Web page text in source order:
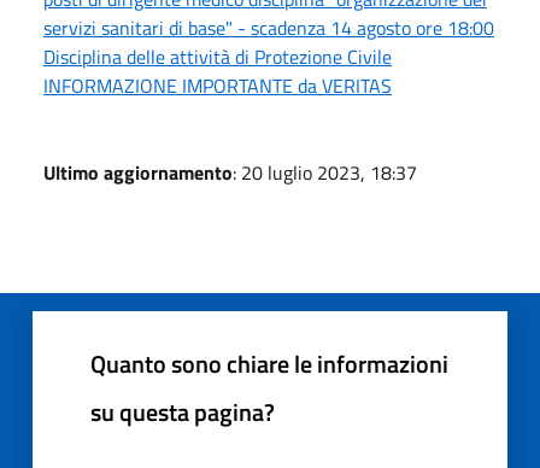
servizi sanitari di base" - scadenza 14 agosto ore 18:00
Disciplina delle attività di Protezione Civile
INFORMAZIONE IMPORTANTE da VERITAS
Ultimo aggiornamento: 20 luglio 2023, 18:37
Quanto sono chiare le informazioni
su questa pagina?